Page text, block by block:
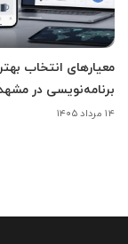
معیارهای انتخاب
برنامه‌نویسی در
۱۴ مرداد ۱۴۰۵